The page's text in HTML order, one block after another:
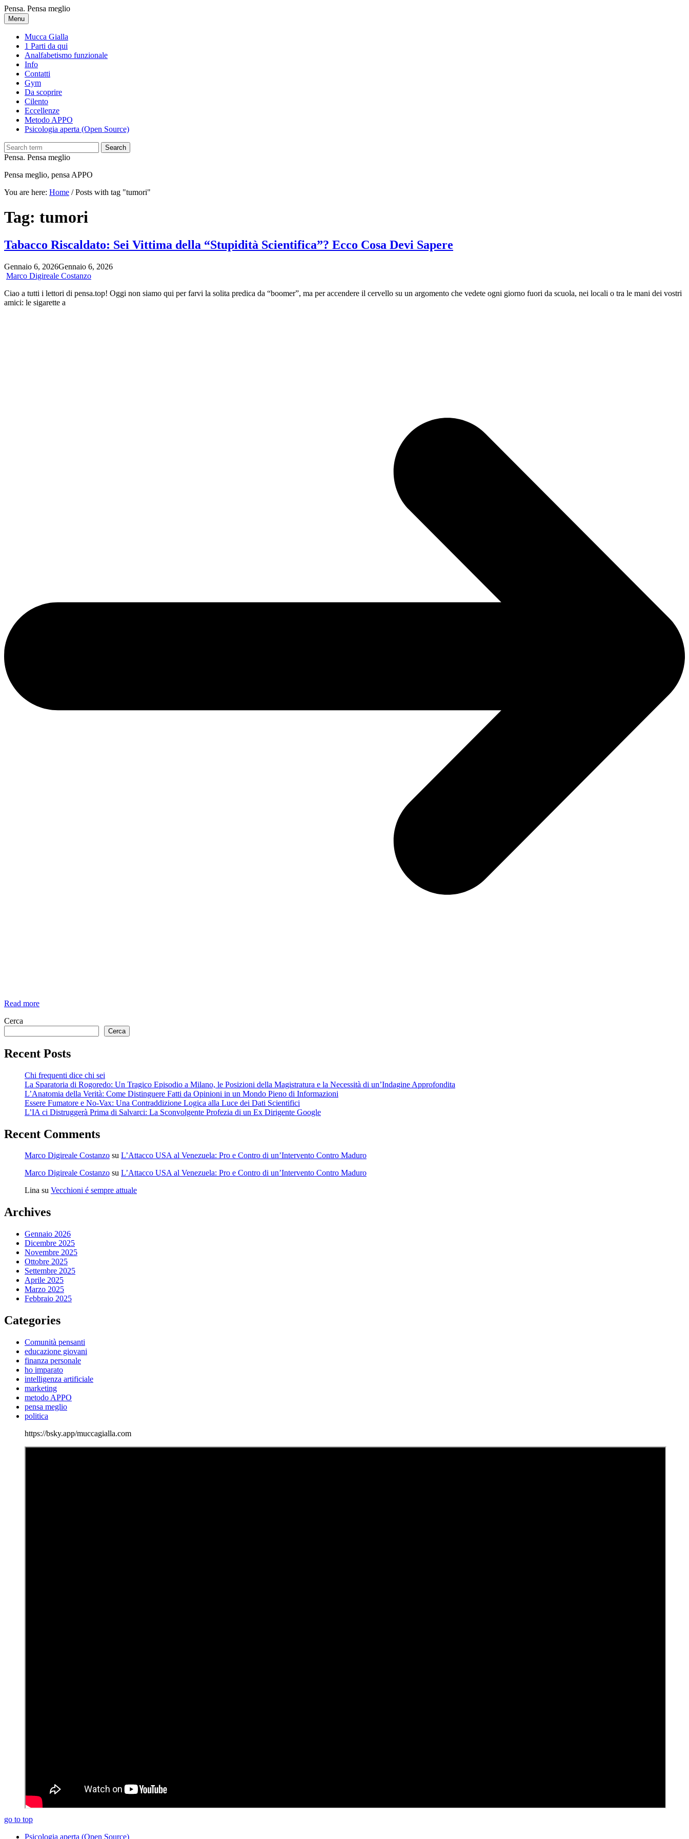
Skip
to
main
content
Pensa. Pensa meglio
Menu
Mucca Gialla
1 Parti da qui
Analfabetismo funzionale
Info
Contatti
Gym
Da scoprire
Cilento
Eccellenze
Metodo APPO
Psicologia aperta (Open Source)
Search
Pensa. Pensa meglio
Pensa meglio, pensa APPO
You are here: Home /Posts with tag "tumori"
Tag: tumori
Tabacco Riscaldato: Sei Vittima della “Stupidità Scientifica”? Ecco Cosa Devi Sapere
Gennaio 6, 2026Gennaio 6, 2026
Marco Digireale Costanzo
Ciao a tutti i lettori di pensa.top! Oggi non siamo qui per farvi la solita predica da “boomer”, ma per accendere il cervello su un argomento che vedete ogni giorno fuori da scuola, nei locali o tra le mani dei vostri
amici: le sigarette a
Read moreTabacco
“Stupidità
Scientifica”?
Cosa
Devi
Sapere
Cerca
Cerca
Recent Posts
Chi frequenti dice chi sei
La Sparatoria di Rogoredo: Un Tragico Episodio a Milano, le Posizioni della Magistratura e la Necessità di un’Indagine Approfondita
L’Anatomia della Verità: Come Distinguere Fatti da Opinioni in un Mondo Pieno di Informazioni
Essere Fumatore e No-Vax: Una Contraddizione Logica alla Luce dei Dati Scientifici
L’IA ci Distruggerà Prima di Salvarci: La Sconvolgente Profezia di un Ex Dirigente Google
Recent Comments
Marco Digireale Costanzo su L’Attacco USA al Venezuela: Pro e Contro di un’Intervento Contro Maduro
Marco Digireale Costanzo su L’Attacco USA al Venezuela: Pro e Contro di un’Intervento Contro Maduro
Lina su Vecchioni é sempre attuale
Archives
Gennaio 2026
Dicembre 2025
Novembre 2025
Ottobre 2025
Settembre 2025
Aprile 2025
Marzo 2025
Febbraio 2025
Categories
Comunità pensanti
educazione giovani
finanza personale
ho imparato
intelligenza artificiale
marketing
metodo APPO
pensa meglio
politica
https://bsky.app/muccagialla.com
go to top
Psicologia aperta (Open Source)